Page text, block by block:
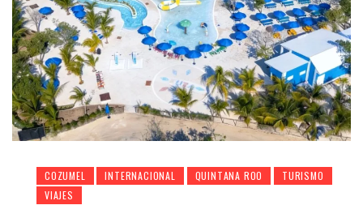
COZUMEL INTERNACIONAL QUINTANA ROO
TURISMO
VIAJES